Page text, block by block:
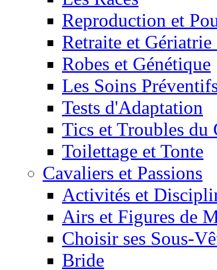
Reproduction et
Retraite et
Robes et Génétique
Les Soins
Tests d'Adaptation
Tics et Troubles du
Toilettage et Tonte
Cavaliers et Passions
Activités et
Airs et Figures de
Choisir ses Sous-
Bride